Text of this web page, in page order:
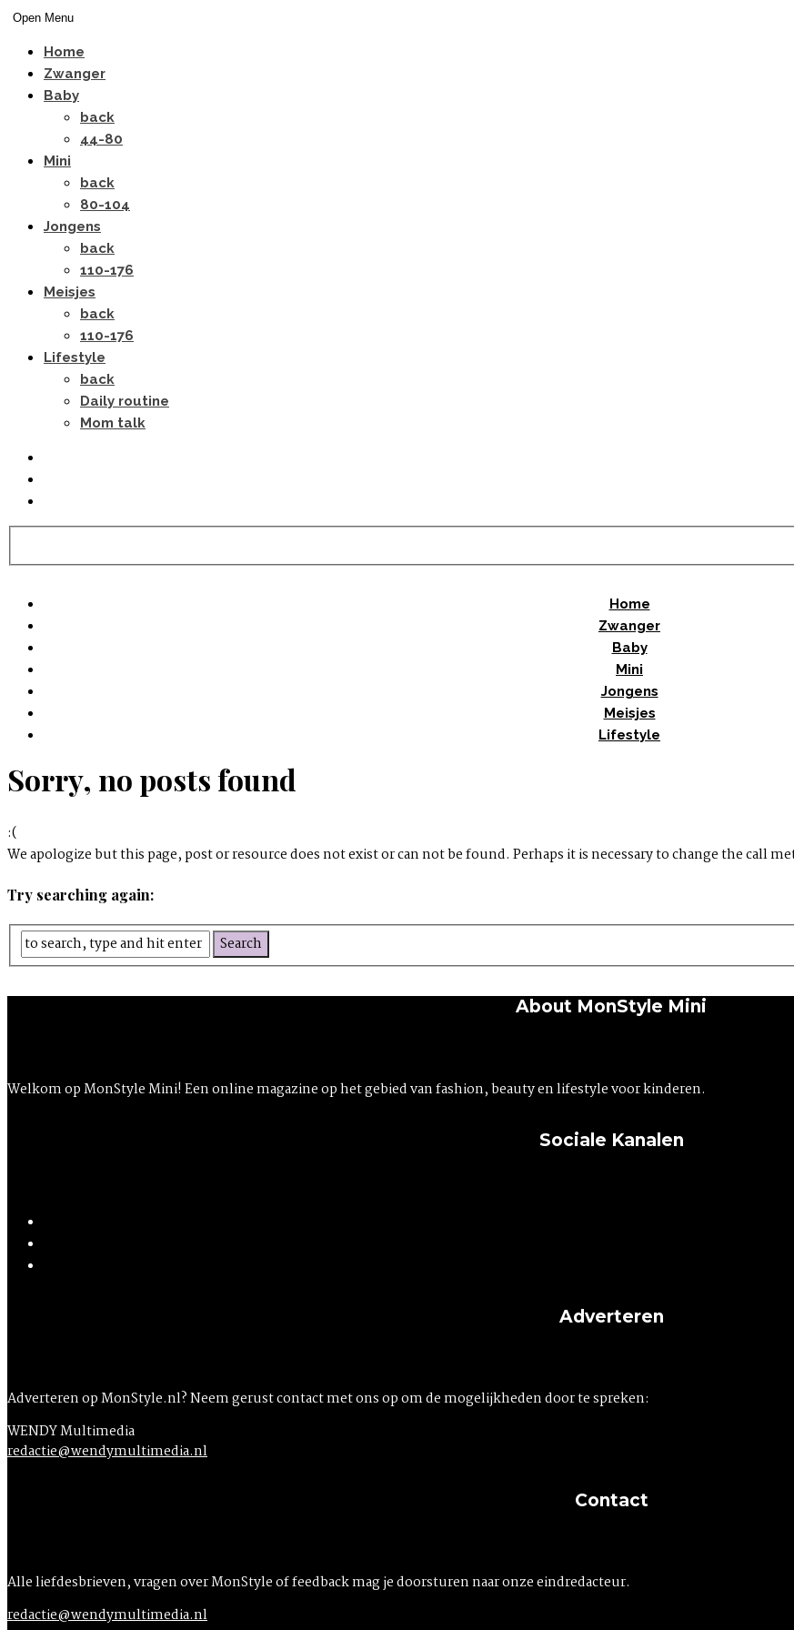
Open Menu
Home
Zwanger
Baby
back
44-80
Mini
back
80-104
Jongens
back
110-176
Meisjes
back
110-176
Lifestyle
back
Daily routine
Mom talk
Home
Zwanger
Baby
Mini
Jongens
Meisjes
Lifestyle
Sorry, no posts found
:(
We apologize but this page, post or resource does not exist or can not be found. Perhaps it is necessary to change the call
Try searching again:
About MonStyle Mini
Welkom op MonStyle Mini! Een online magazine op het gebied van fashion, beauty en lifestyle voor kinderen.
Sociale Kanalen
Adverteren
Adverteren op MonStyle.nl? Neem gerust contact met ons op om de mogelijkheden door te spreken:
WENDY Multimedia
redactie@wendymultimedia.nl
Contact
Alle liefdesbrieven, vragen over MonStyle of feedback mag je doorsturen naar onze eindredacteur.
redactie@wendymultimedia.nl